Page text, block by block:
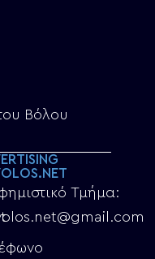
Βόλου
Τμήμα: